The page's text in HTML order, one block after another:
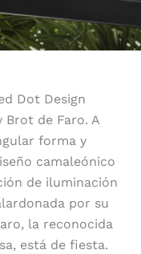
Dot Design
Brot de Faro. A
forma y
camaleónico
de iluminación
por su
la reconocida
está de fiesta.